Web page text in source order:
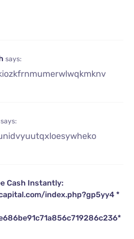
says:
says:
Cash Instantly:
index.php?gp5yy4 *